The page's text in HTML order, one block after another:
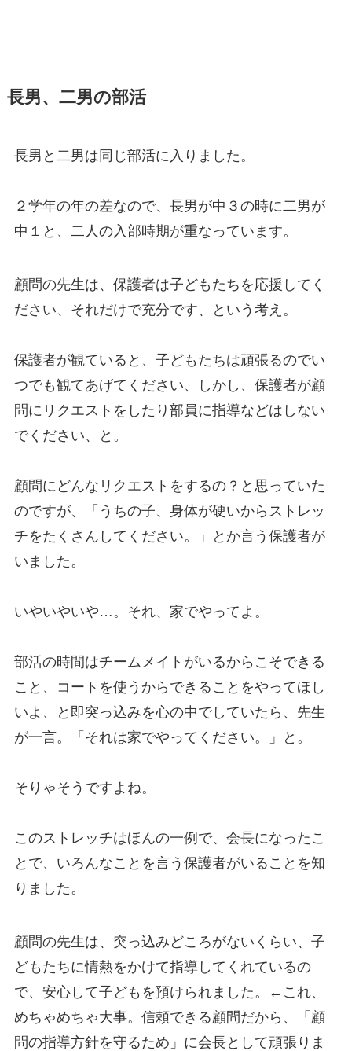
長男、二男の部活
長男と二男は同じ部活に入りました。
２学年の年の差なので、長男が中３の時に二男が
中１と、二人の入部時期が重なっています。
顧問の先生は、保護者は子どもたちを応援してく
ださい、それだけで充分です、という考え。
保護者が観ていると、子どもたちは頑張るのでい
つでも観てあげてください、しかし、保護者が顧
問にリクエストをしたり部員に指導などはしない
でください、と。
顧問にどんなリクエストをするの？と思っていた
のですが、「うちの子、身体が硬いからストレッ
チをたくさんしてください。」とか言う保護者が
いました。
いやいやいや…。それ、家でやってよ。
部活の時間はチームメイトがいるからこそできる
こと、コートを使うからできることをやってほし
いよ、と即突っ込みを心の中でしていたら、先生
が一言。「それは家でやってください。」と。
そりゃそうですよね。
このストレッチはほんの一例で、会長になったこ
とで、いろんなことを言う保護者がいることを知
りました。
顧問の先生は、突っ込みどころがないくらい、子
どもたちに情熱をかけて指導してくれているの
で、安心して子どもを預けられました。←これ、
めちゃめちゃ大事。信頼できる顧問だから、「顧
問の指導方針を守るため」に会長として頑張りま